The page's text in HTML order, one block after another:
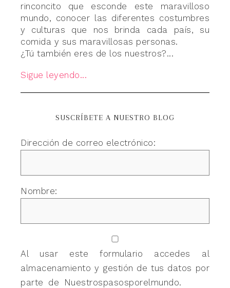
rinconcito que esconde este maravilloso
mundo, conocer las diferentes costumbres
y culturas que nos brinda cada país, su
comida y sus maravillosas personas.
¿Tú también eres de los nuestros?...
Sigue leyendo...
SUSCRÍBETE A NUESTRO BLOG
Dirección de correo electrónico:
Nombre:
Al usar este formulario accedes al
almacenamiento y gestión de tus datos por
parte de Nuestrospasosporelmundo.